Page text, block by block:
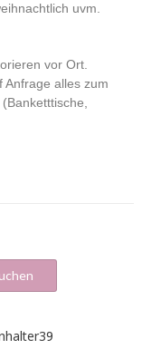
uvm.
vor Ort.
Anfrage alles zum
39